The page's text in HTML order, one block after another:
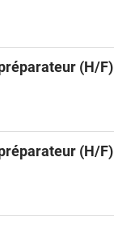
(H/
(H/F)